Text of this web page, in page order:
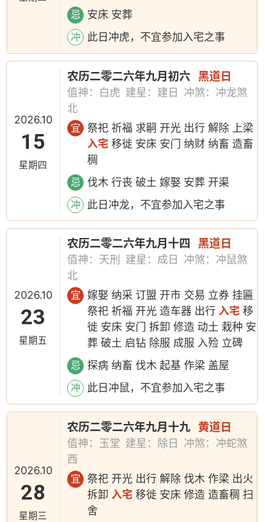
忌 安床 安葬
冲 此日冲虎，不宜参加入宅之事
2026.10
15
星期四
农历二零二六年九月初六 黑道日
值神：白虎 建星：建日
冲煞：冲龙煞
北
宜
祭祀 祈福 求嗣 开光 出行 解除 上梁
入宅 移徙 安床 安门 纳财 纳畜 造畜
稠
忌 伐木 行丧 破土 嫁娶 安葬 开渠
冲 此日冲龙，不宜参加入宅之事
2026.10
23
星期五
农历二零二六年九月十四 黑道日
值神：天刑 建星：成日
冲煞：冲鼠煞
北
宜
嫁娶 纳采 订盟 开市 交易 立券 挂匾
祭祀 祈福 开光 造车器 出行入宅 移
徙 安床 安门 拆卸 修造 动土 栽种 安
葬 破土 启钻 除服 成服 入殓 立碑
忌 探病 纳畜 伐木 起基 作梁 盖屋
冲 此日冲鼠，不宜参加入宅之事
2026.10
28
星期三
农历二零二六年九月十九 黄道日
值神：玉堂 建星：除日
冲煞：冲蛇煞
西
宜
祭祀 开光 出行 解除 伐木 作梁 出火
拆卸 入宅 移徙 安床 修造 造畜稠 扫
舍